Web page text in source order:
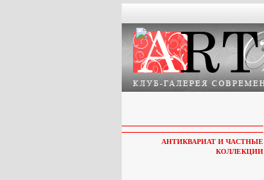
АНТИКВАРИАТ И ЧАСТНЫЕ
КОЛЛЕКЦИИ